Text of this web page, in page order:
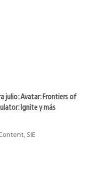
julio: Avatar: Frontiers of
Ignite y más
SIE